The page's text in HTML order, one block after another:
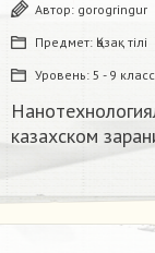
Автор: gorogringur
Предмет: Қазақ тiлi
Уровень: 5 - 9 класс
казахском